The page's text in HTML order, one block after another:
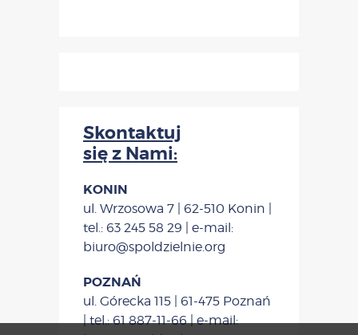
Skontaktuj
się z Nami:
KONIN
ul. Wrzosowa 7 | 62-510 Konin |
tel.: 63 245 58 29 | e-mail:
biuro@spoldzielnie.org
POZNAŃ
ul. Górecka 115 | 61-475 Poznań
| tel.: 61 887-11-66 | e-mail: